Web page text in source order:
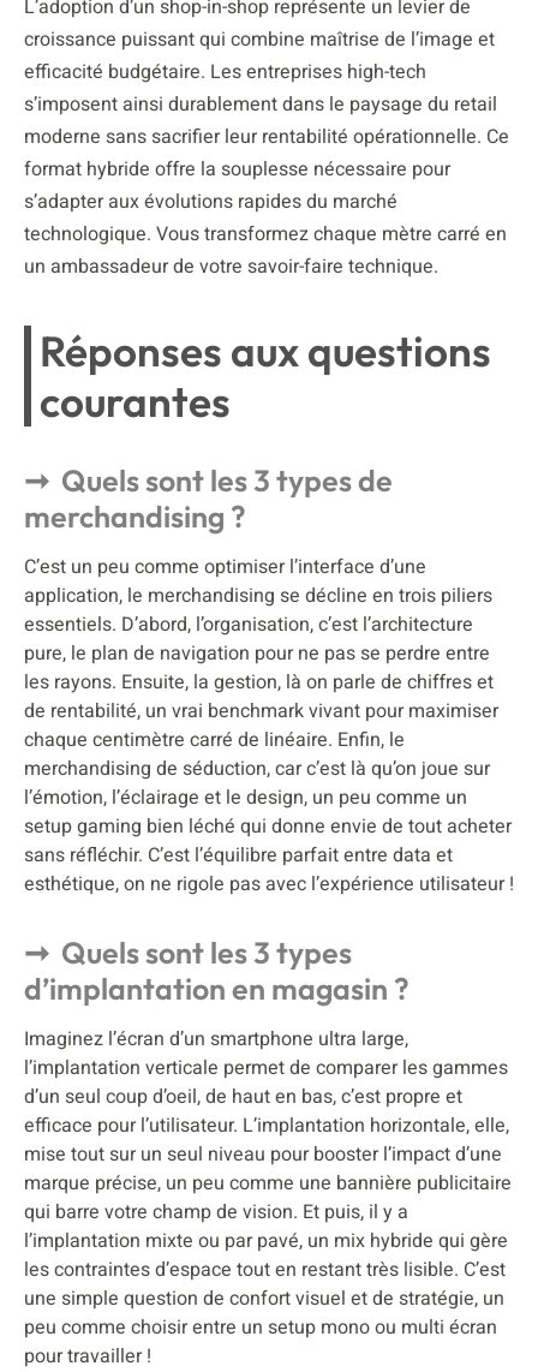
L’adoption d’un shop-in-shop représente un levier de
croissance puissant qui combine maîtrise de l’image et
efficacité budgétaire. Les entreprises high-tech
s’imposent ainsi durablement dans le paysage du retail
moderne sans sacrifier leur rentabilité opérationnelle. Ce
format hybride offre la souplesse nécessaire pour
s’adapter aux évolutions rapides du marché
technologique. Vous transformez chaque mètre carré en
un ambassadeur de votre savoir-faire technique.
Réponses aux questions
courantes
Quels sont les 3 types de
merchandising ?
C’est un peu comme optimiser l’interface d’une
application, le merchandising se décline en trois piliers
essentiels. D’abord, l’organisation, c’est l’architecture
pure, le plan de navigation pour ne pas se perdre entre
les rayons. Ensuite, la gestion, là on parle de chiffres et
de rentabilité, un vrai benchmark vivant pour maximiser
chaque centimètre carré de linéaire. Enfin, le
merchandising de séduction, car c’est là qu’on joue sur
l’émotion, l’éclairage et le design, un peu comme un
setup gaming bien léché qui donne envie de tout acheter
sans réfléchir. C’est l’équilibre parfait entre data et
esthétique, on ne rigole pas avec l’expérience utilisateur !
Quels sont les 3 types
d’implantation en magasin ?
Imaginez l’écran d’un smartphone ultra large,
l’implantation verticale permet de comparer les gammes
d’un seul coup d’oeil, de haut en bas, c’est propre et
efficace pour l’utilisateur. L’implantation horizontale, elle,
mise tout sur un seul niveau pour booster l’impact d’une
marque précise, un peu comme une bannière publicitaire
qui barre votre champ de vision. Et puis, il y a
l’implantation mixte ou par pavé, un mix hybride qui gère
les contraintes d’espace tout en restant très lisible. C’est
une simple question de confort visuel et de stratégie, un
peu comme choisir entre un setup mono ou multi écran
pour travailler !